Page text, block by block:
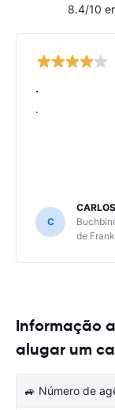
8.4/10
.
.
C
CARLOS
de
Informação
alugar um
🚙 Número de